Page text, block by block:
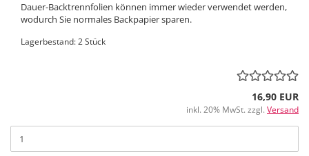
Dauer-Backtrennfolien können immer wieder verwendet werden,
wodurch Sie normales Backpapier sparen.
Lagerbestand: 2 Stück
16,90 EUR
inkl. 20% MwSt. zzgl. Versand